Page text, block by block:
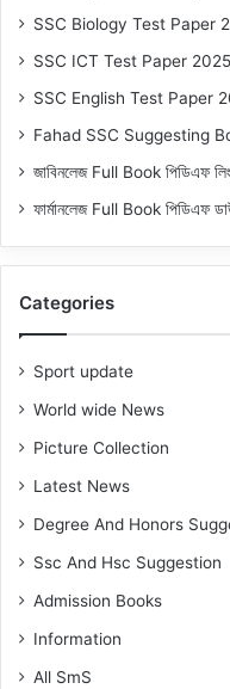
SSC Biology Test Paper
SSC ICT Test Paper
SSC English Test Paper
Fahad SSC Suggesting
জাবিনলেজ Full Book পিডিএফ
ফার্মানলেজ Full Book পিডিএফ
Categories
Sport update
World wide News
Picture Collection
Latest News
Degree And Honors
Ssc And Hsc Suggestion
Admission Books
Information
All SmS